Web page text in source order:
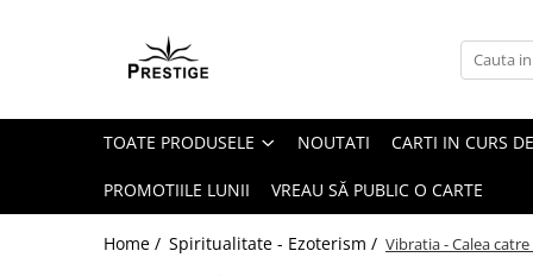
Toate Produsele
Pachete Speciale Carti
Spiritualitate - Ezoterism
AngelConnection
TOATE PRODUSELE NOUTATI CARTI IN CURS
PROMOTIILE LUNII VREAU SĂ PUBLIC O CARTE
Home / Spiritualitate - Ezoterism / Vibratia - Calea